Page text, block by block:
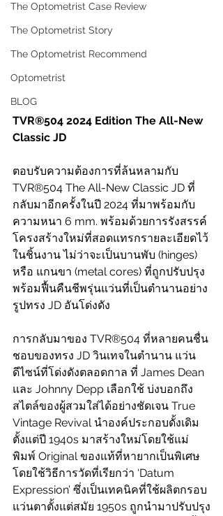
The Optometrist Case Review
The Optometrist Story
The Optometrist Recommend
Optometrist
BLOG
TVR®504 2024 Edition The All-New
Classic JD
ตอบรับความต้องการที่ล้นหลามกับ
TVR®504 The All-New Classic JD ที่
กลับมาอีกครั้งในปี 2024 ที่มาพร้อมกับ
ความหนา 6 mm. พร้อมด้วยการรังสรรค์
โครงสร้างใหม่ที่สอดแทรกรายละเอียดไว้
ในชิ้นงาน ไม่ว่าจะเป็นบานพับ (hinges)
หรือ แกนขา (metal cores) ที่ถูกปรับปรุง
พร้อมฟื้นคืนชีพรุ่นแว่นที่เป็นตำนานอย่าง
รูปทรง JD อันโด่งดัง
การกลับมาของ TVR®504 ที่หลายคนชื่น
ชอบของทรง JD วินเทจในตำนาน แว่น
ดีไซน์ที่โด่งดังตลอดกาล ที่ James Dean
และ Johnny Depp เลือกใช้ บ่งบอกถึง
สไตล์ของผู้สวมใส่ได้อย่างชัดเจน True
Vintage Revival นำองค์ประกอบดั้งเดิม
ตั้งแต่ปี 1940s มาสร้างใหม่โดยใช้แม่
พิมพ์ Original ของแท้ที่หายากเป็นพิเศษ
โดยใช้วิธีการวัดที่เรียกว่า ‘Datum
Expression’ ซึ่งเป็นเทคนิคที่ใช้ผลิตกรอบ
แว่นตาตั้งแต่สมัย 1950s ถูกนำมาปรับปรุง